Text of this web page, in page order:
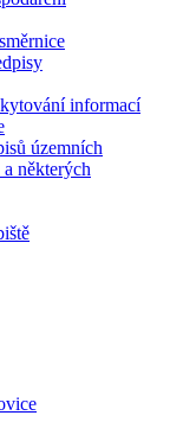
informací
územních
některých